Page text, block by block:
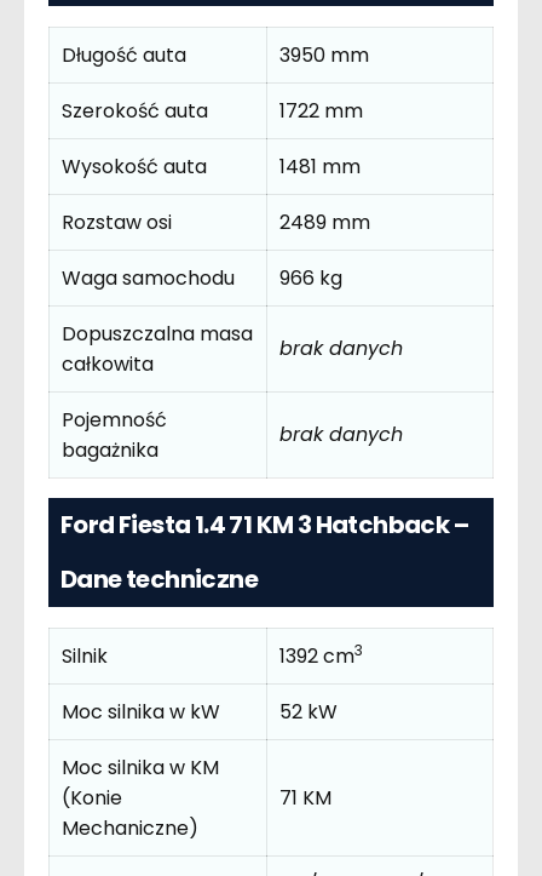
Długość auta
3950 mm
Szerokość auta
1722 mm
Wysokość auta
1481 mm
Rozstaw osi
2489 mm
Waga samochodu
966 kg
Dopuszczalna masa
całkowita
brak danych
Pojemność
bagażnika
brak danych
Ford Fiesta 1.4 71 KM 3 Hatchback –
Dane techniczne
Silnik 1392 cm3
Moc silnika w kW
52 kW
Moc silnika w KM
(Konie
Mechaniczne)
71 KM